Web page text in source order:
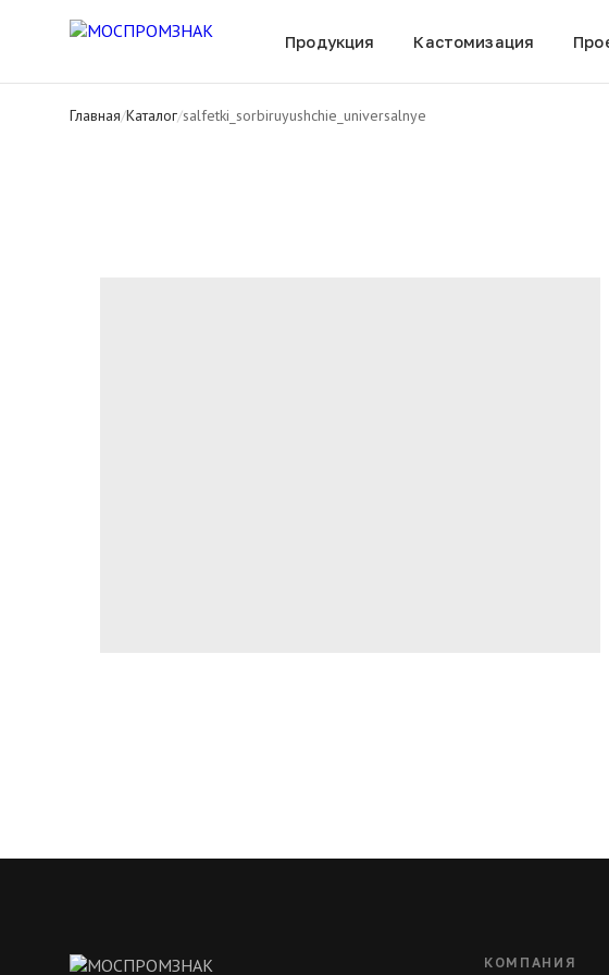
Продукция Кастомизация
Главная/Каталог/salfetki_sorbiruyushchie_universalnye
Все товары
КОМПАНИЯ